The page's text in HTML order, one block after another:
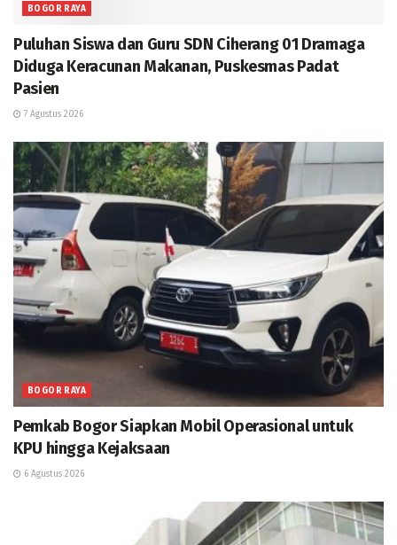
BOGOR RAYA
Puluhan Siswa dan Guru SDN Ciherang 01 Dramaga
Diduga Keracunan Makanan, Puskesmas Padat
Pasien
7 Agustus 2026
BOGOR RAYA
Pemkab Bogor Siapkan Mobil Operasional untuk
KPU hingga Kejaksaan
6 Agustus 2026